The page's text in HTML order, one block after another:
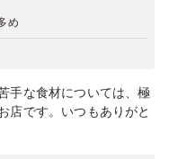
め
手な食材については、極
店です。いつもありがと